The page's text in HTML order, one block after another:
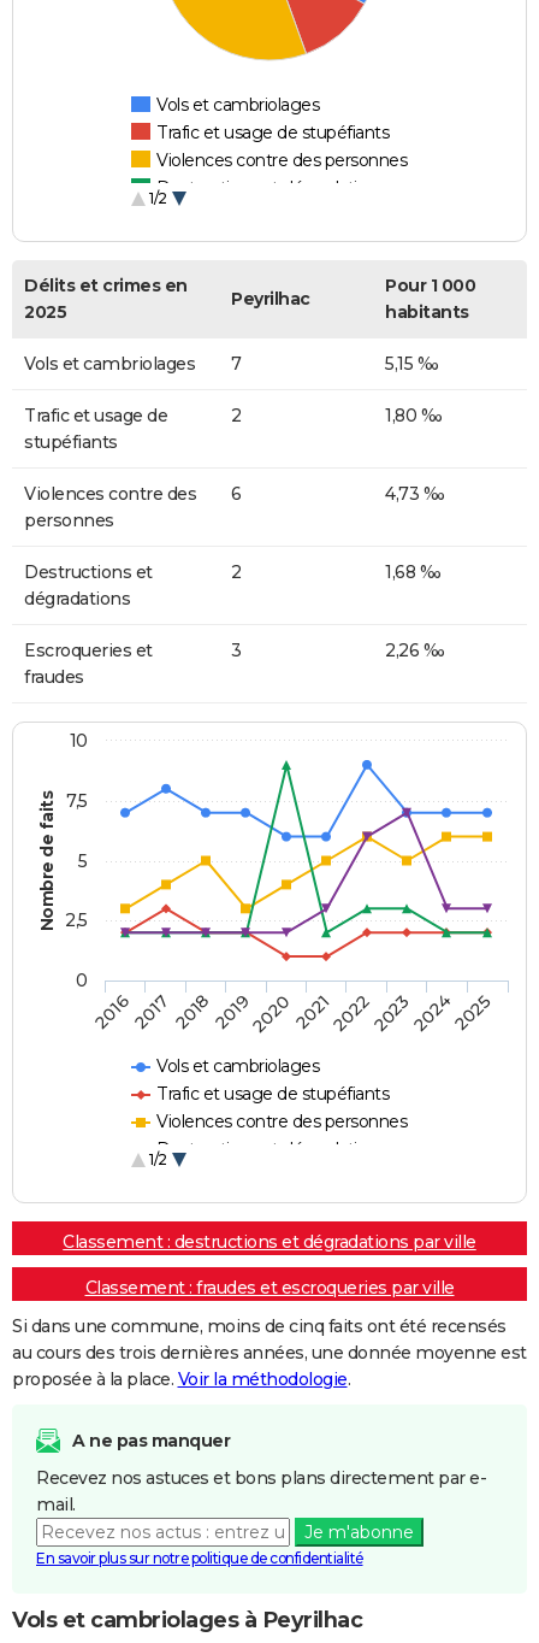
Vols et cambriolages
Trafic et usage de stupéfiants
Violences contre des personnes
Destructions et dégradations
1/2
Délits et crimes en
2025
Peyrilhac
Pour 1 000
habitants
Vols et cambriolages 7 5,15 ‰
Trafic et usage de
stupéfiants
2 1,80 ‰
Violences contre des
personnes
6 4,73 ‰
Destructions et
dégradations
2 1,68 ‰
Escroqueries et
fraudes
3 2,26 ‰
Nombre de faits
Vols et cambriolages
Trafic et usage de stupéfiants
Violences contre des personnes
Destructions et dégradations
1/2
20162017 20182019202020212022202320242025
0
2,5
5
7,5
10
Classement : destructions et dégradations par ville
Classement : fraudes et escroqueries par ville
Si dans une commune, moins de cinq faits ont été recensés
au cours des trois dernières années, une donnée moyenne est
proposée à la place. Voir la méthodologie.
A ne pas manquer
Recevez nos astuces et bons plans directement par e-
mail.
Je m'abonne
En savoir plus sur notre politique de confidentialité
Vols et cambriolages à Peyrilhac